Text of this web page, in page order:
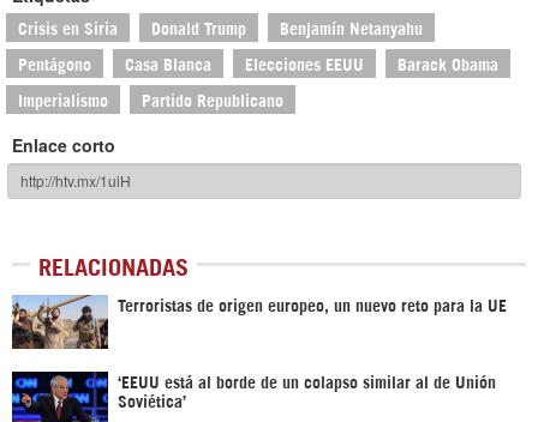
Crisis en Siria Donald Trump Benjamín Netanyahu
Pentágono Casa Blanca Elecciones EEUU Barack Obama
Imperialismo Partido Republicano
Enlace corto
RELACIONADAS
Terroristas de origen europeo, un nuevo reto para la UE
‘EEUU está al borde de un colapso similar al de Unión
Soviética’